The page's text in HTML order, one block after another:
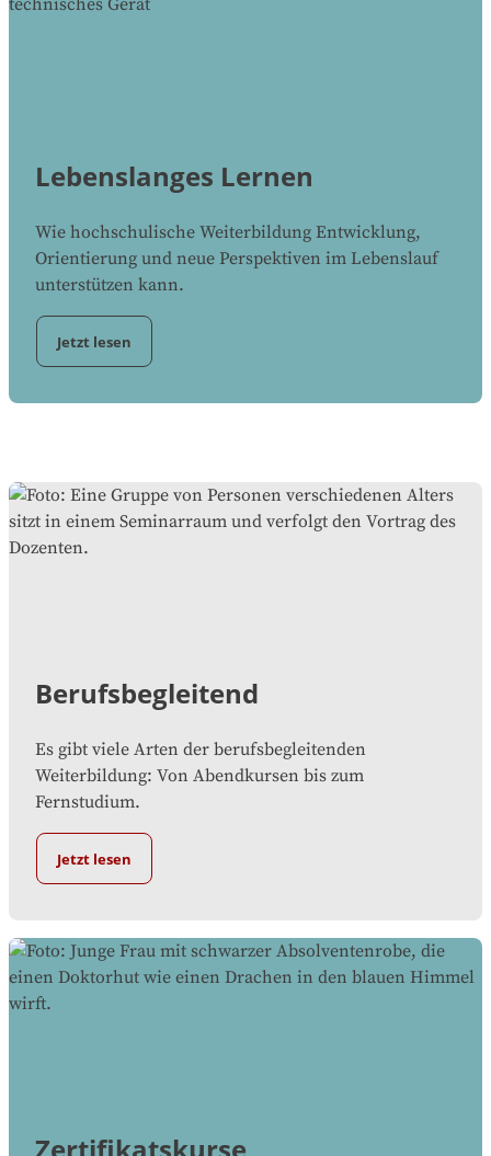
Lebenslanges Lernen
Wie hochschulische Weiterbildung Entwicklung,
Orientierung und neue Perspektiven im Lebenslauf
unterstützen kann.
Jetzt lesen
Berufsbegleitend
Es gibt viele Arten der berufsbegleitenden
Weiterbildung: Von Abendkursen bis zum
Fernstudium.
Jetzt lesen